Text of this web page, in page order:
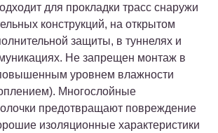
для прокладки трасс снаружи
конструкций, на открытом
защиты, в туннелях и
Не запрещен монтаж в
уровнем влажности
Многослойные
предотвращают повреждение
изоляционные характеристики